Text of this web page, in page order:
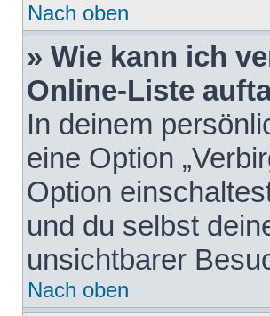
Nach oben
» Wie kann ich
Online-Liste
In deinem
eine Option
Option
und du selbst
unsichtbarer
Nach oben